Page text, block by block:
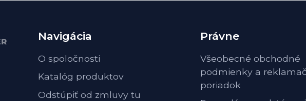
Navigácia
O spoločnosti
Katalóg produktov
Odstúpiť od zmluvy tu
Právne
Všeobecné obchodné
podmienky a
poriadok